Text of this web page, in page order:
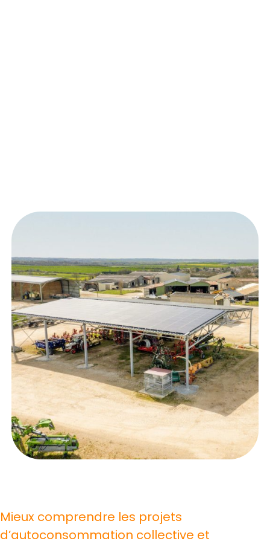
Mieux comprendre les projets
d’autoconsommation collective et